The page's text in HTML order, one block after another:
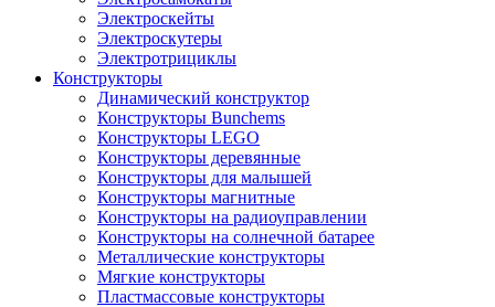
Электроскейты
Электроскутеры
Электротрициклы
Конструкторы
Динамический конструктор
Конструкторы Bunchems
Конструкторы LEGO
Конструкторы деревянные
Конструкторы для малышей
Конструкторы магнитные
Конструкторы на радиоуправлении
Конструкторы на солнечной батарее
Металлические конструкторы
Мягкие конструкторы
Пластмассовые конструкторы